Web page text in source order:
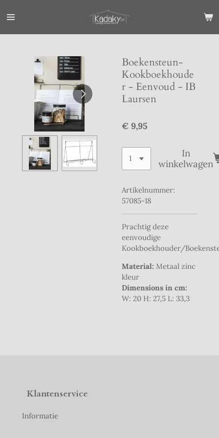
direct
Boekensteun-
Kookboekhoude
r - Eenvoud - IB
Laursen
€ 9,95
In
winkelwagen
Artikelnummer:
57085-18
Prachtig deze
eenvoudige
Kookboekhouder/
Material: Metaal zinc
kleur
Dimensions in cm:
W: 20 H: 27,5 L: 33,3
Klantenservice
Informatie